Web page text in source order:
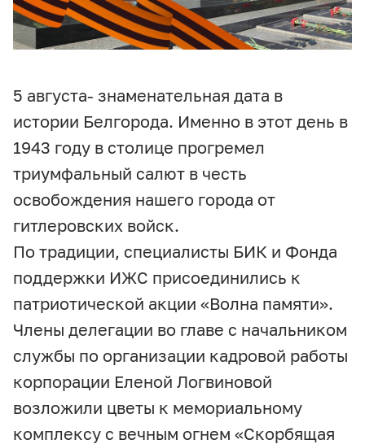
5 августа- знаменательная дата в
истории Белгорода. Именно в этот день в
1943 году в столице прогремел
триумфальный салют в честь
освобождения нашего города от
гитлеровских войск.
По традиции, специалисты БИК и Фонда
поддержки ИЖС присоединились к
патриотической акции «Волна памяти».
Члены делегации во главе с начальником
службы по организации кадровой работы
корпорации Еленой Логвиновой
возложили цветы к мемориальному
комплексу с вечным огнем «Скорбящая